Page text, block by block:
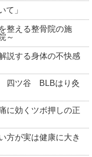
て」
整える整骨院の施
～
説する身体の不快感
四ツ谷 BLBはり灸
に効くツボ押しの正
方が実は健康に大き